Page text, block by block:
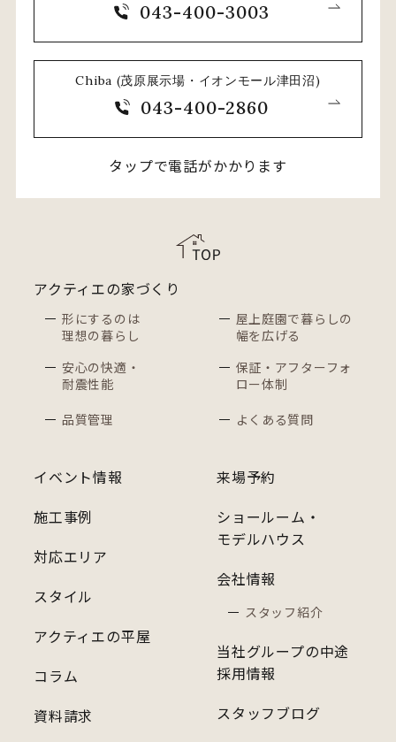
043-400-3003
Chiba (茂原展示場・イオンモール津田沼)
043-400-2860
タップで電話がかかります
来場予約
ショールーム・
モデルハウス
会社情報
スタッフ紹介
当社グループの中途
採用情報
スタッフブログ
アクティエの家づくり
形にするのは
理想の暮らし
屋上庭園で暮らしの
幅を広げる
安心の快適・
耐震性能
保証・アフターフォ
ロー体制
品質管理
よくある質問
イベント情報
施工事例
対応エリア
スタイル
アクティエの平屋
コラム
資料請求